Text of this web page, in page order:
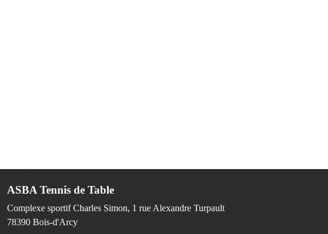
ASBA Tennis de Table
Complexe sportif Charles Simon, 1 rue Alexandre Turpault
78390 Bois-d'Arcy